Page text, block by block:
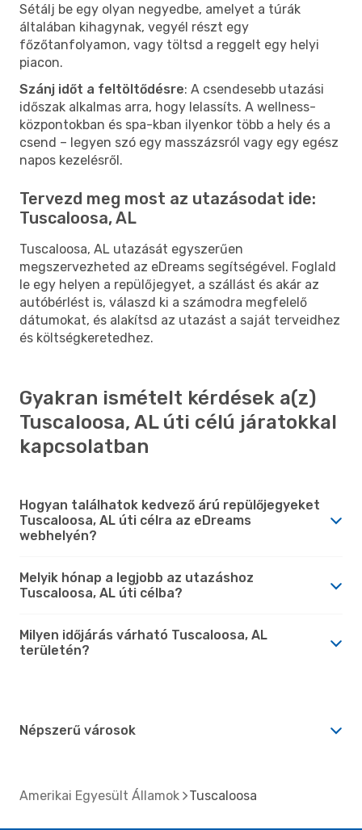
Sétálj be egy olyan negyedbe, amelyet a túrák
általában kihagynak, vegyél részt egy
főzőtanfolyamon, vagy töltsd a reggelt egy helyi
piacon.
Szánj időt a feltöltődésre: A csendesebb utazási
időszak alkalmas arra, hogy lelassíts. A wellness-
központokban és spa-kban ilyenkor több a hely és a
csend – legyen szó egy masszázsról vagy egy egész
napos kezelésről.
Tervezd meg most az utazásodat ide:
Tuscaloosa, AL
Tuscaloosa, AL utazását egyszerűen
megszervezheted az eDreams segítségével. Foglald
le egy helyen a repülőjegyet, a szállást és akár az
autóbérlést is, válaszd ki a számodra megfelelő
dátumokat, és alakítsd az utazást a saját terveidhez
és költségkeretedhez.
Gyakran ismételt kérdések a(z)
Tuscaloosa, AL úti célú járatokkal
kapcsolatban
Hogyan találhatok kedvező árú repülőjegyeket
Tuscaloosa, AL úti célra az eDreams
webhelyén?
Melyik hónap a legjobb az utazáshoz
Tuscaloosa, AL úti célba?
Milyen időjárás várható Tuscaloosa, AL
területén?
Népszerű városok
Amerikai Egyesült Államok Tuscaloosa